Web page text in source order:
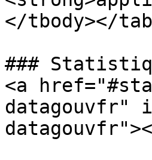
</tbody></
###
<a
datagouvfr"